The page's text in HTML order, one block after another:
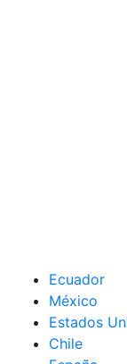
Ecuador
México
Estados
Chile